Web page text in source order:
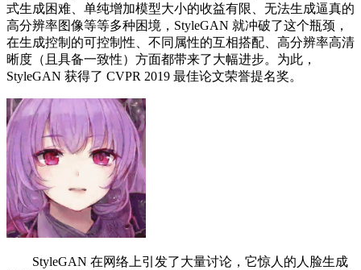
式生成困难、单纯增加模型大小的收益有限、无法生成逼真的
高分辨率图像等等多种困境，StyleGAN 就冲破了这个瓶颈，
在生成控制的可控制性、不同属性的互相搭配、高分辨率高清
晰度（且具备一致性）方面都带来了大幅进步。为此，
StyleGAN 获得了 CVPR 2019 最佳论文荣誉提名奖。
StyleGAN 在网络上引发了大量讨论，它惊人的人脸生成